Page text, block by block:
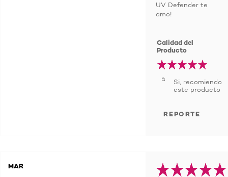
UV Defender te
amo!
Calidad del
Producto
Si, recomiendo
este producto
REPORTE
MAR